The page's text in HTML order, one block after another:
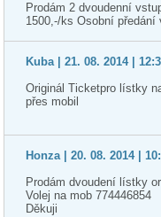
Prodám 2 dvoudenní
1500,-/ks Osobní
Kuba | 21. 08. 2014 |
Originál Ticketpro lístky
přes mobil
Honza | 20. 08. 2014 |
Prodám dvoudení lístky
Volej na mob 774446854
Děkuji